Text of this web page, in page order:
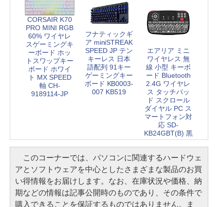
CORSAIR K70
PRO MINI RGB
60% ワイヤレ
スゲーミングキ
ーボード ホッ
トスワップキー
ボード ホワイ
ト MX SPEED
軸 CH-
9189114-JP
フナティックギ
ア miniSTREAK
SPEED JP テン
キーレス 日本
語配列 91キー
ゲーミングキー
ボード KB0003-
007 KB519
エアリア ミニ
ワイヤレス 無
線 小型 キーボ
ード Bluetooth
2.4G ワイヤレ
ス タッチパッ
ド スクロール
ダイヤル PC ス
マートフォン対
応 SD-
KB24GBT(B) 黒
このコーナーでは、パソコンに関連するハードウェ
アとソフトウェアを中心としたさまざまな製品のお買
い得情報をお届けします。なお、在庫状況や価格、納
期などの情報は記事公開時のものであり、その条件で
購入できることを保証するものではありません。ま